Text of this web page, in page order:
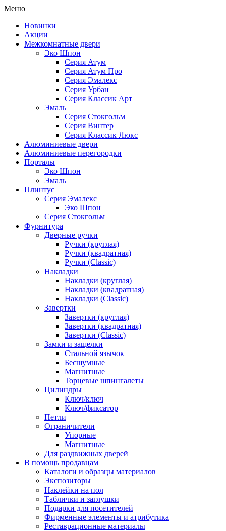
Меню
Новинки
Акции
Межкомнатные двери
Эко Шпон
Серия Атум
Серия Атум Про
Серия Эмалекс
Серия Урбан
Серия Классик Арт
Эмаль
Серия Стокгольм
Серия Винтер
Серия Классик Люкс
Алюминиевые двери
Алюминиевые перегородки
Порталы
Эко Шпон
Эмаль
Плинтус
Серия Эмалекс
Эко Шпон
Серия Стокгольм
Фурнитура
Дверные ручки
Ручки (круглая)
Ручки (квадратная)
Ручки (Classic)
Накладки
Накладки (круглая)
Накладки (квадратная)
Накладки (Classic)
Завертки
Завертки (круглая)
Завертки (квадратная)
Завертки (Classic)
Замки и защелки
Стальной язычок
Бесшумные
Магнитные
Торцевые шпингалеты
Цилиндры
Ключ/ключ
Ключ/фиксатор
Петли
Ограничители
Упорные
Магнитные
Для раздвижных дверей
В помощь продавцам
Каталоги и образцы материалов
Экспозиторы
Наклейки на пол
Таблички и заглушки
Подарки для посетителей
Фирменные элементы и атрибутика
Реставрационные материалы